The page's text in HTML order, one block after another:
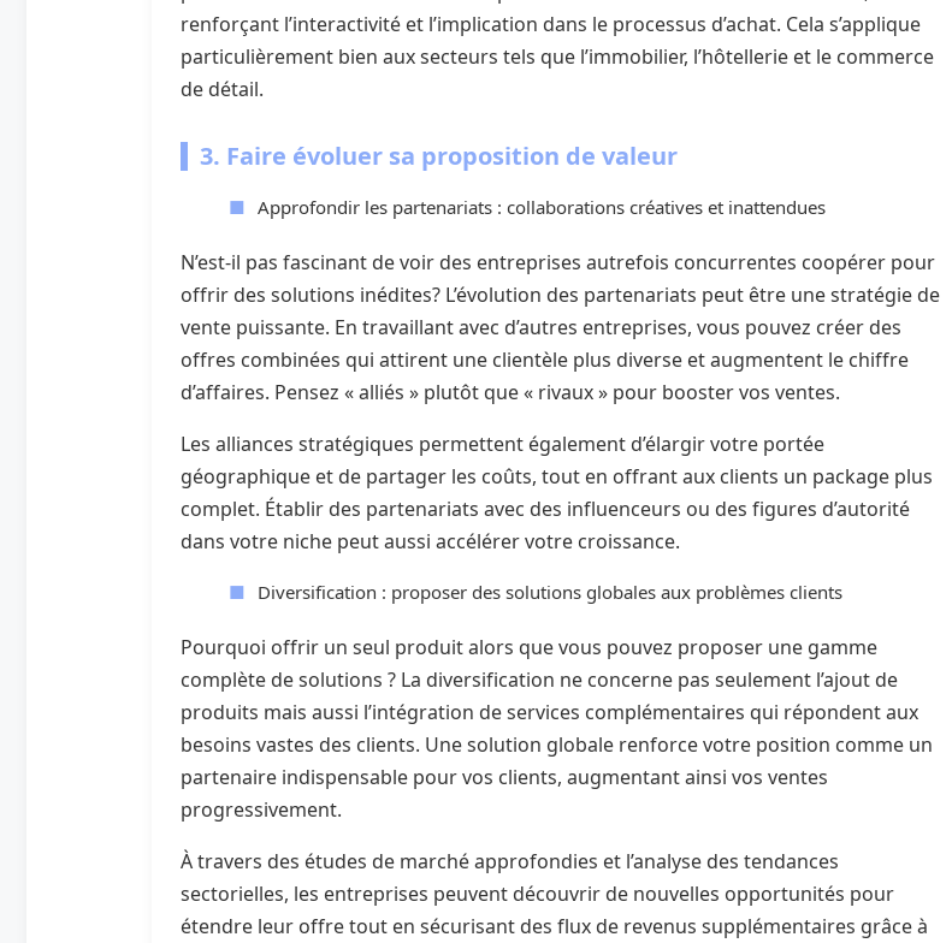
renforçant l’interactivité et l’implication dans le processus d’achat. Cela s’applique
particulièrement bien aux secteurs tels que l’immobilier, l’hôtellerie et le commerce
de détail.
3. Faire évoluer sa proposition de valeur
Approfondir les partenariats : collaborations créatives et inattendues
N’est-il pas fascinant de voir des entreprises autrefois concurrentes coopérer pour
offrir des solutions inédites? L’évolution des partenariats peut être une stratégie de
vente puissante. En travaillant avec d’autres entreprises, vous pouvez créer des
offres combinées qui attirent une clientèle plus diverse et augmentent le chiffre
d’affaires. Pensez « alliés » plutôt que « rivaux » pour booster vos ventes.
Les alliances stratégiques permettent également d’élargir votre portée
géographique et de partager les coûts, tout en offrant aux clients un package plus
complet. Établir des partenariats avec des influenceurs ou des figures d’autorité
dans votre niche peut aussi accélérer votre croissance.
Diversification : proposer des solutions globales aux problèmes clients
Pourquoi offrir un seul produit alors que vous pouvez proposer une gamme
complète de solutions ? La diversification ne concerne pas seulement l’ajout de
produits mais aussi l’intégration de services complémentaires qui répondent aux
besoins vastes des clients. Une solution globale renforce votre position comme un
partenaire indispensable pour vos clients, augmentant ainsi vos ventes
progressivement.
À travers des études de marché approfondies et l’analyse des tendances
sectorielles, les entreprises peuvent découvrir de nouvelles opportunités pour
étendre leur offre tout en sécurisant des flux de revenus supplémentaires grâce à